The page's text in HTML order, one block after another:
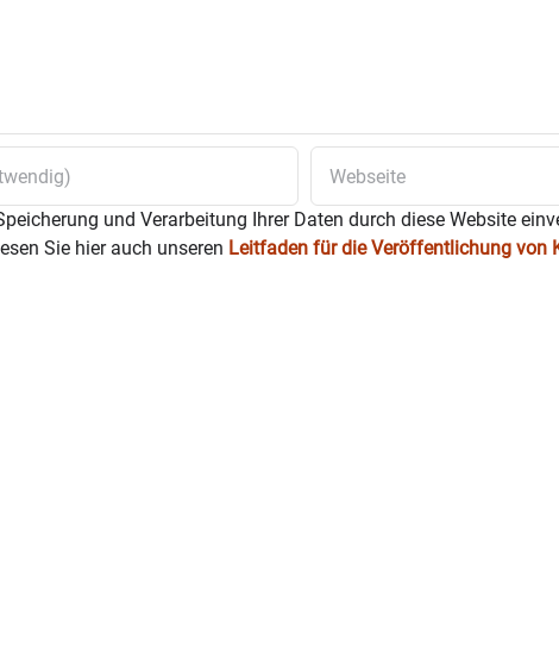
und Verarbeitung Ihrer Daten durch diese Website
Sie hier auch unseren Leitfaden für die Veröffentlichung von